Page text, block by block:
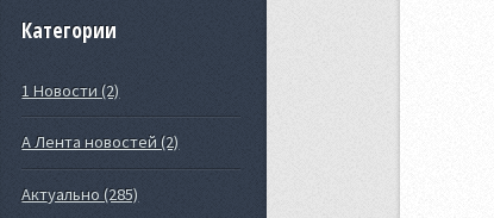
Категории
1 Новости (2)
А Лента новостей (2)
Актуально (285)